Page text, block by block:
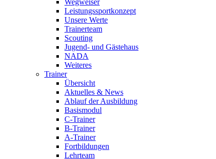
Wegweiser
Leistungssportkonzept
Unsere Werte
Trainerteam
Scouting
Jugend- und Gästehaus
NADA
Weiteres
Trainer
Übersicht
Aktuelles & News
Ablauf der Ausbildung
Basismodul
C-Trainer
B-Trainer
A-Trainer
Fortbildungen
Lehrteam